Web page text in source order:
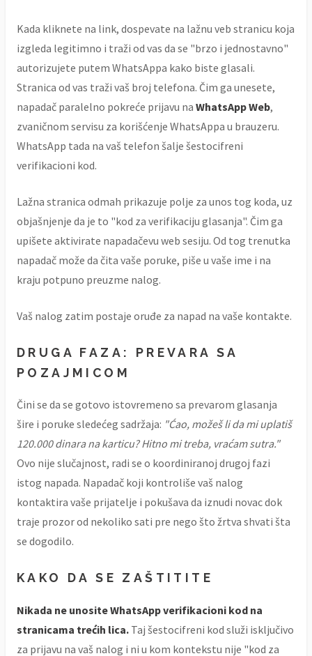
Kada kliknete na link, dospevate na lažnu veb stranicu koja
izgleda legitimno i traži od vas da se "brzo i jednostavno"
autorizujete putem WhatsAppa kako biste glasali.
Stranica od vas traži vaš broj telefona. Čim ga unesete,
napadač paralelno pokreće prijavu na WhatsApp Web,
zvaničnom servisu za korišćenje WhatsAppa u brauzeru.
WhatsApp tada na vaš telefon šalje šestocifreni
verifikacioni kod.
Lažna stranica odmah prikazuje polje za unos tog koda, uz
objašnjenje da je to "kod za verifikaciju glasanja". Čim ga
upišete aktivirate napadačevu web sesiju. Od tog trenutka
napadač može da čita vaše poruke, piše u vaše ime i na
kraju potpuno preuzme nalog.
Vaš nalog zatim postaje oruđe za napad na vaše kontakte.
DRUGA FAZA: PREVARA SA
POZAJMICOM
Čini se da se gotovo istovremeno sa prevarom glasanja
šire i poruke sledećeg sadržaja: "Ćao, možeš li da mi uplatiš
120.000 dinara na karticu? Hitno mi treba, vraćam sutra."
Ovo nije slučajnost, radi se o koordiniranoj drugoj fazi
istog napada. Napadač koji kontroliše vaš nalog
kontaktira vaše prijatelje i pokušava da iznudi novac dok
traje prozor od nekoliko sati pre nego što žrtva shvati šta
se dogodilo.
KAKO DA SE ZAŠTITITE
Nikada ne unosite WhatsApp verifikacioni kod na
stranicama trećih lica. Taj šestocifreni kod služi isključivo
za prijavu na vaš nalog i ni u kom kontekstu nije "kod za